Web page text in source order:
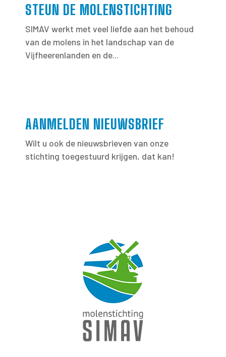
STEUN DE MOLENSTICHTING
SIMAV werkt met veel liefde aan het behoud
van de molens in het landschap van de
Vijfheerenlanden en de...
AANMELDEN NIEUWSBRIEF
Wilt u ook de nieuwsbrieven van onze
stichting toegestuurd krijgen, dat kan!